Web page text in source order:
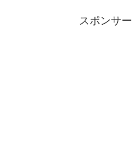
スポンサ